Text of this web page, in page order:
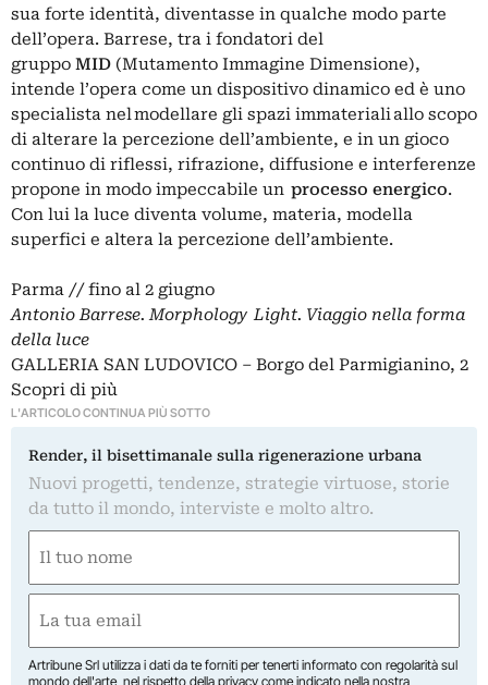
sua forte identità, diventasse in qualche modo parte
dell’opera. Barrese, tra i fondatori del
gruppo MID (Mutamento Immagine Dimensione),
intende l’opera come un dispositivo dinamico ed è uno
specialista nel modellare gli spazi immateriali allo scopo
di alterare la percezione dell’ambiente, e in un gioco
continuo di riflessi, rifrazione, diffusione e interferenze
propone in modo impeccabile un processo energico.
Con lui la luce diventa volume, materia, modella
superfici e altera la percezione dell’ambiente.
Parma // fino al 2 giugno
Antonio Barrese. Morphology Light. Viaggio nella forma
della luce
GALLERIA SAN LUDOVICO – Borgo del Parmigianino, 2
Scopri di più
L'ARTICOLO CONTINUA PIÙ SOTTO
Render, il bisettimanale sulla rigenerazione urbana
Nuovi progetti, tendenze, strategie virtuose, storie
da tutto il mondo, interviste e molto altro.
(Obbligatorio)
Nome
(Obbligatorio)
Artribune Srl utilizza i dati da te forniti per tenerti informato con regolarità sul
mondo dell'arte, nel rispetto della privacy come indicato nella nostra